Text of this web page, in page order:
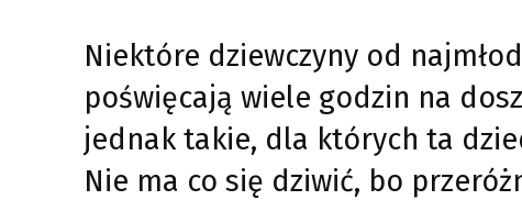
Niektóre dziewczyny od
poświęcają wiele godzin na
jednak takie, dla których ta
Nie ma co się dziwić, bo